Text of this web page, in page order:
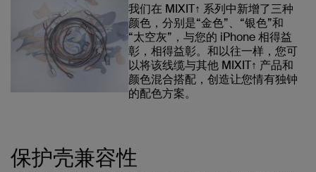
我们在 MIXIT↑ 系列中新增了三种
颜色，分别是“金色”、“银色”和
“太空灰”，与您的 iPhone 相得益
彰，相得益彰。和以往一样，您可
以将该线缆与其他 MIXIT↑ 产品和
颜色混合搭配，创造让您情有独钟
的配色方案。
保护壳兼容性